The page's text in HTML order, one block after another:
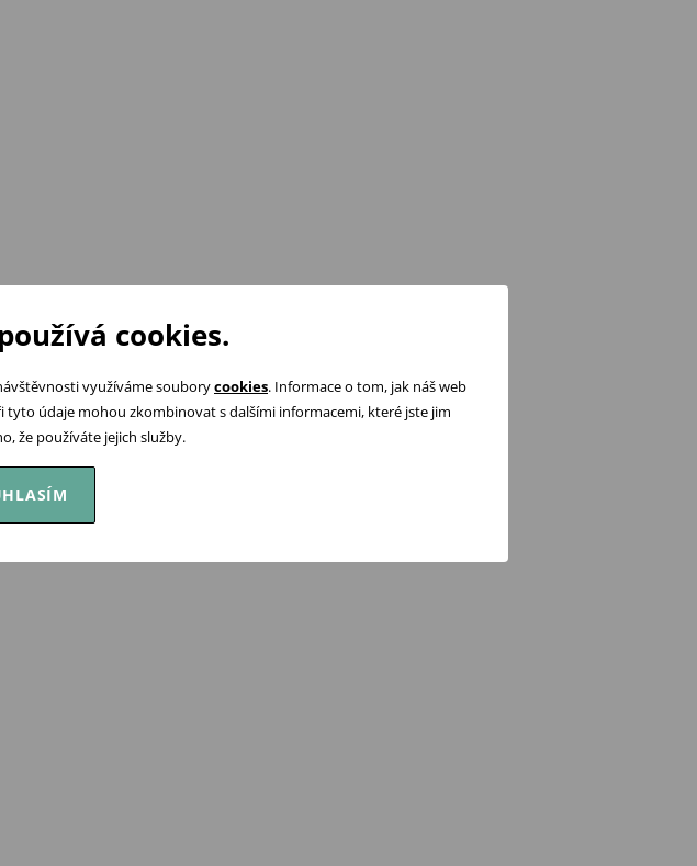
cookies.
využíváme souborycookies. Informace o tom, jak náš web
tyto údaje mohou zkombinovat s dalšími informacemi, které jste jim
že používáte jejich služby.